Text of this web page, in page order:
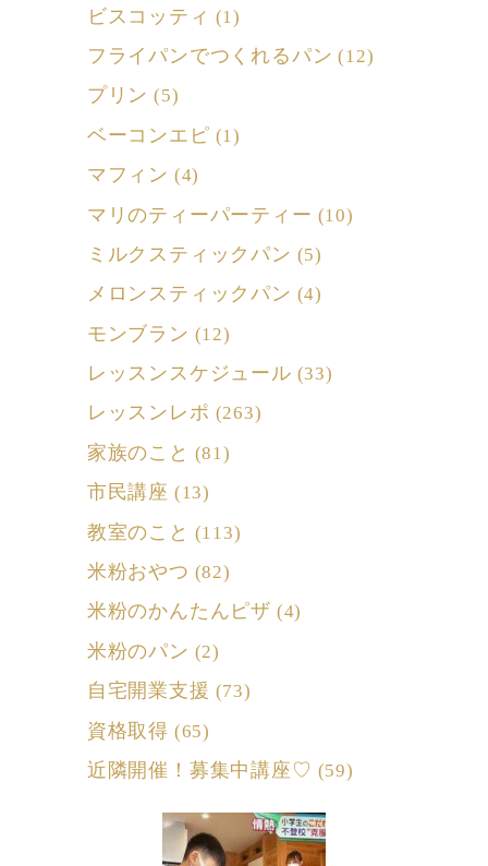
ビスコッティ (1)
フライパンでつくれるパン (12)
プリン (5)
ベーコンエピ (1)
マフィン (4)
マリのティーパーティー (10)
ミルクスティックパン (5)
メロンスティックパン (4)
モンブラン (12)
レッスンスケジュール (33)
レッスンレポ (263)
家族のこと (81)
市民講座 (13)
教室のこと (113)
米粉おやつ (82)
米粉のかんたんピザ (4)
米粉のパン (2)
自宅開業支援 (73)
資格取得 (65)
近隣開催！募集中講座♡ (59)